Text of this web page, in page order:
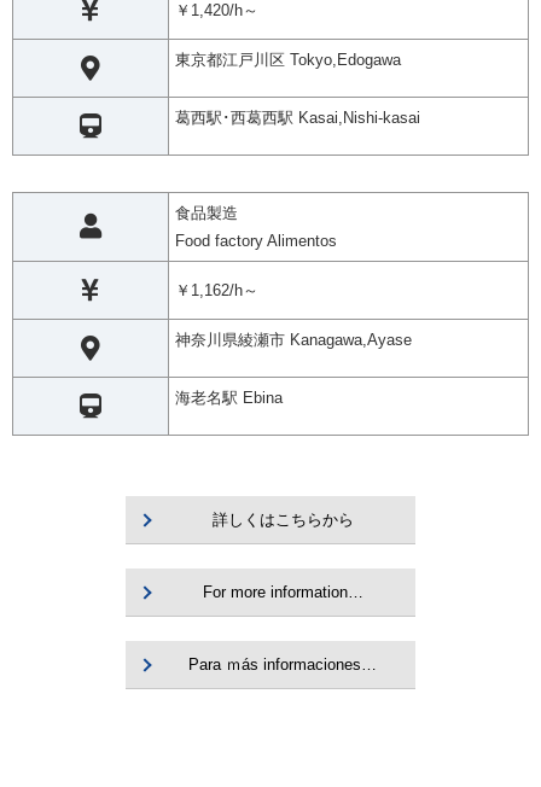
￥1,420/h～
東京都江戸川区 Tokyo,Edogawa
葛西駅･西葛西駅 Kasai,Nishi-kasai
食品製造
Food factory Alimentos
￥1,162/h～
神奈川県綾瀬市 Kanagawa,Ayase
海老名駅 Ebina
詳しくはこちらから
For more information…
Para ｍás informaciones…